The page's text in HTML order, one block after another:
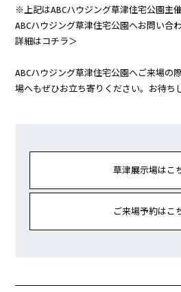
※上記はABCハウジング草津住宅公園主
ABCハウジング草津住宅公園へお問い合
詳細はコチラ＞
ABCハウジング草津住宅公園へご来場の
場へもぜひお立ち寄りください。お待ち
草津展示場はこ
ご来場予約はこ